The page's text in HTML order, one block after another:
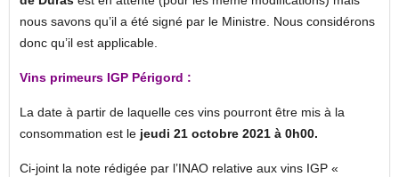
nous savons qu’il a été signé par le Ministre. Nous considérons
donc qu’il est applicable.
Vins primeurs IGP Périgord :
La date à partir de laquelle ces vins pourront être mis à la
consommation est le jeudi 21 octobre 2021 à 0h00.
Ci-joint la note rédigée par l’INAO relative aux vins IGP «